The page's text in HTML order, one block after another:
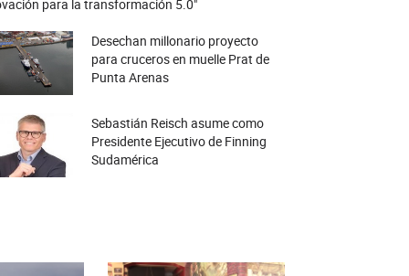
para la transformación 5.0"
Desechan millonario proyecto
para cruceros en muelle Prat de
Punta Arenas
Sebastián Reisch asume como
Presidente Ejecutivo de Finning
Sudamérica